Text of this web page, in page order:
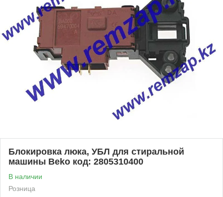
Блокировка люка, УБЛ для стиральной
машины Beko код: 2805310400
В наличии
Розница